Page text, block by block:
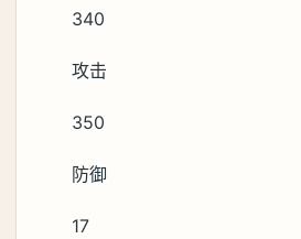
340
攻击
350
防御
17